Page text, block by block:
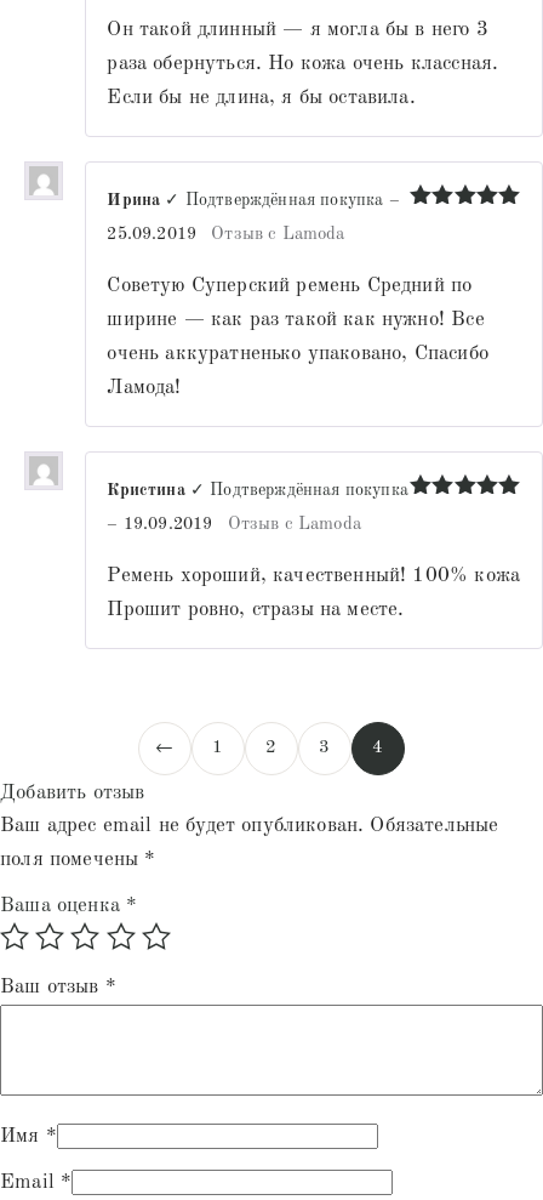
Он такой длинный — я могла бы в него 3
раза обернуться. Но кожа очень классная.
Если бы не длина, я бы оставила.
Ирина ✓ Подтверждённая покупка –
25.09.2019
Отзыв с Lamoda
Советую Суперский ремень Средний по
ширине — как раз такой как нужно! Все
очень аккуратненько упаковано, Спасибо
Ламода!
Кристина ✓ Подтверждённая покупка
– 19.09.2019 Отзыв с Lamoda
Ремень хороший, качественный! 100% кожа
Прошит ровно, стразы на месте.
← 1 2 3 4
Добавить отзыв
Ваш адрес email не будет опубликован. Обязательные
поля помечены *
Ваша оценка *
Ваш отзыв *
Имя *
Email *